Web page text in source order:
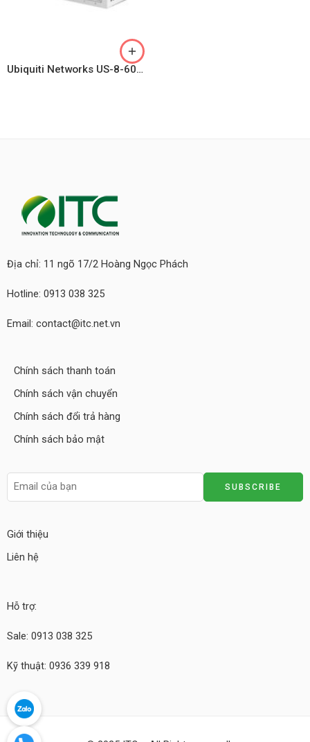
Ubiquiti Networks US-8-60W UniFi 8-Port Gigabit PoE Compliant Managed Switch
Địa chỉ: 11 ngõ 17/2 Hoàng Ngọc Phách
Hotline: 0913 038 325
Email: contact@itc.net.vn
Chính sách thanh toán
Chính sách vận chuyển
Chính sách đổi trả hàng
Chính sách bảo mật
Giới thiệu
Liên hệ
Hỗ trợ:
Sale: 0913 038 325
Kỹ thuật: 0936 339 918